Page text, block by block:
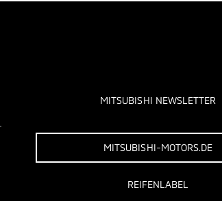
MITSUBISHI NEWSLETTER
MITSUBISHI-MOTORS.DE
REIFENLABEL